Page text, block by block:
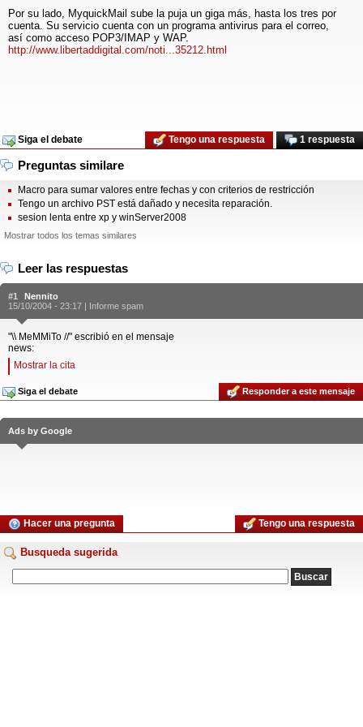
Por su lado, MyquickMail sube la puja un giga más, hasta los tres por
cuenta. Su servicio cuenta con un programa antivirus para el correo,
así como acceso POP3/IMAP y WAP.
http://www.libertaddigital.com/noti...35212.html
Siga el debate 1 respuesta
Tengo una respuesta
Preguntas similare
Macro para sumar valores entre fechas y con criterios de restricción
Tengo un archivo PST está dañado y necesita reparación.
sesion lenta entre xp y winServer2008
Mostrar todos los temas similares
Leer las respuestas
#1
Nennito
15/10/2004 - 23:17 | Informe spam
"\\ MeMMiTo //" escribió en el mensaje
news:
Mostrar la cita
Siga el debate Responder a este mensaje
Ads by Google
Hacer una pregunta Tengo una respuesta
Busqueda sugerida